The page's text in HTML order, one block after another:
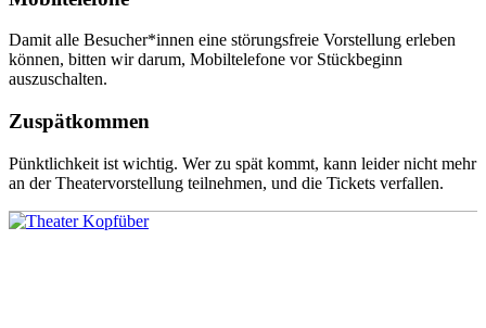
Damit alle Besucher*innen eine störungsfreie Vorstellung erleben
können, bitten wir darum, Mobiltelefone vor Stückbeginn
auszuschalten.
Zuspätkommen
Pünktlichkeit ist wichtig. Wer zu spät kommt, kann leider nicht mehr
an der Theatervorstellung teilnehmen, und die Tickets verfallen.